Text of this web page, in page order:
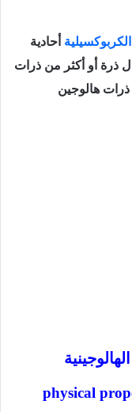
أحادية
ذرة أو أكثر من ذرات
ذرات هالوجين
physical